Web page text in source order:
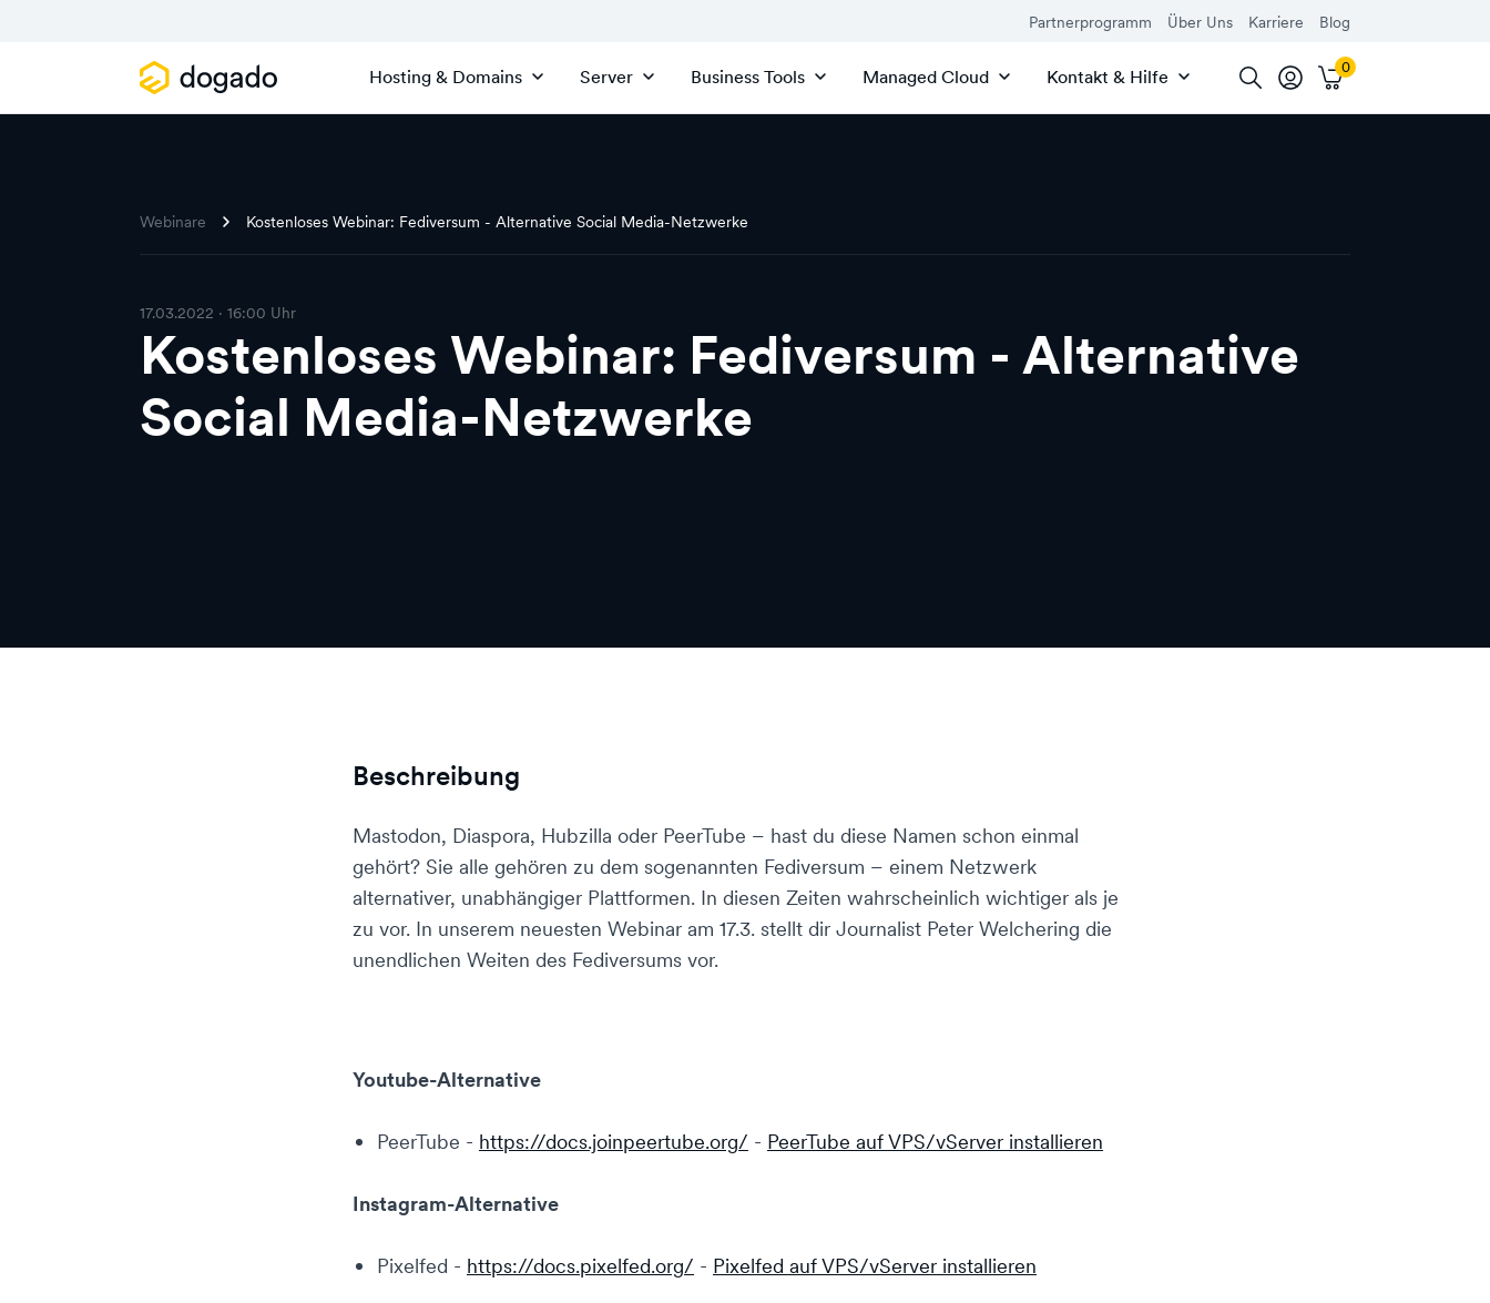
Partnerprogramm Über Uns Karriere Blog
Hosting & Domains Server Business Tools Managed Cloud Kontakt & Hilfe
Webinare Kostenloses Webinar: Fediversum - Alternative Social Media-Netzwerke
17.03.2022 · 16:00 Uhr
Kostenloses Webinar: Fediversum - Alternative
Social Media-Netzwerke
Beschreibung
Mastodon, Diaspora, Hubzilla oder PeerTube – hast du diese Namen schon einmal
gehört? Sie alle gehören zu dem sogenannten Fediversum – einem Netzwerk
alternativer, unabhängiger Plattformen. In diesen Zeiten wahrscheinlich wichtiger als je
zu vor. In unserem neuesten Webinar am 17.3. stellt dir Journalist Peter Welchering die
unendlichen Weiten des Fediversums vor.
Youtube-Alternative
PeerTube - https://docs.joinpeertube.org/ - PeerTube auf VPS/vServer installieren
Instagram-Alternative
Pixelfed - https://docs.pixelfed.org/ - Pixelfed auf VPS/vServer installieren